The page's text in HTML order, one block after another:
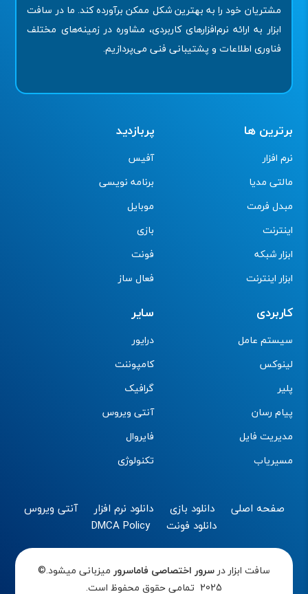
مشتریان خود را به بهترین شکل ممکن برآورده کند. ما در سافت
ابزار به ارائه نرم‌افزارهای کاربردی، مشاوره در زمینه‌های مختلف
فناوری اطلاعات و پشتیبانی فنی می‌پردازیم.
برترین ها
نرم افزار
مالتی مدیا
مبدل فرمت
اینترنت
ابزار شبکه
ابزار اینترنت
پربازدید
آفیس
برنامه نویسی
موبایل
بازی
فونت
فعال ساز
کاربردی
سیستم عامل
لینوکس
پلیر
پیام رسان
مدیریت فایل
مسیریاب
سایر
درایور
کامپوننت
گرافیک
آنتی ویروس
فایروال
تکنولوژی
صفحه اصلی دانلود بازی دانلود نرم افزار
آنتی ویروس
دانلود فونت
DMCA Policy
سافت ابزار درسرور اختصاصی فاماسرور میزبانی میشود.©
2025 تمامی حقوق محفوظ است.